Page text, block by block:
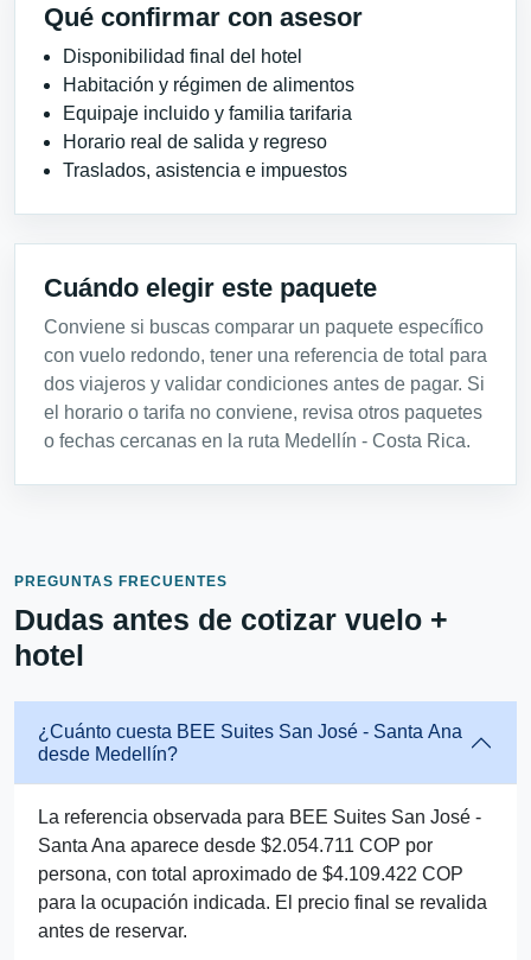
Qué confirmar con asesor
Disponibilidad final del hotel
Habitación y régimen de alimentos
Equipaje incluido y familia tarifaria
Horario real de salida y regreso
Traslados, asistencia e impuestos
Cuándo elegir este paquete
Conviene si buscas comparar un paquete específico
con vuelo redondo, tener una referencia de total para
dos viajeros y validar condiciones antes de pagar. Si
el horario o tarifa no conviene, revisa otros paquetes
o fechas cercanas en la ruta Medellín - Costa Rica.
PREGUNTAS FRECUENTES
Dudas antes de cotizar vuelo +
hotel
¿Cuánto cuesta BEE Suites San José - Santa Ana
desde Medellín?
La referencia observada para BEE Suites San José -
Santa Ana aparece desde $2.054.711 COP por
persona, con total aproximado de $4.109.422 COP
para la ocupación indicada. El precio final se revalida
antes de reservar.